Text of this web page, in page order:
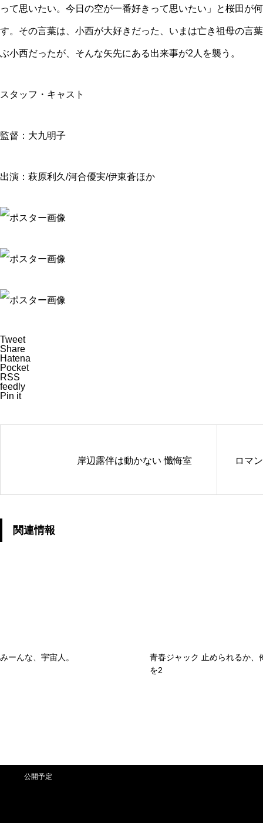
って思いたい。今日の空が一番好きって思いたい」と桜田が
す。その言葉は、小西が大好きだった、いまは亡き祖母の言
ぶ小西だったが、そんな矢先にある出来事が2人を襲う。
スタッフ・キャスト
監督：大九明子
出演：萩原利久/河合優実/伊東蒼ほか
Tweet
Share
Hatena
Pocket
RSS
feedly
Pin it
岸辺露伴は動かない 懺悔室 ロマ
関連情報
みーんな、宇宙人。
青春ジャック 止められるか、俺たち
を2
公開予定